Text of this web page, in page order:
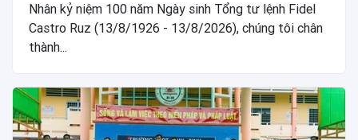
Nhân kỷ niệm 100 năm Ngày sinh Tổng tư lệnh Fidel
Castro Ruz (13/8/1926 - 13/8/2026), chúng tôi chân
thành...